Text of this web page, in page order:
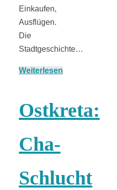
Einkaufen,
Ausflügen.
Die
Stadtgeschichte…
Weiterlesen
Ostkreta:
Cha-
Schlucht